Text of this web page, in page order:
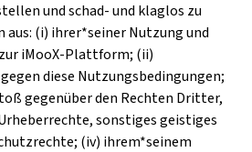
und schad- und klaglos zu
aus: (i) ihrer*seiner Nutzung und
iMooX-Plattform; (ii)
diese Nutzungsbedingungen;
gegenüber den Rechten Dritter,
sonstiges geistiges
(iv) ihrem*seinem